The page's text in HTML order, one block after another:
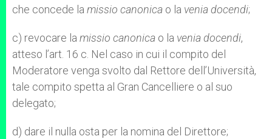
che concede la missio canonica o la venia docendi;
c) revocare la missio canonica o la venia docendi,
atteso l’art. 16 c. Nel caso in cui il compito del
Moderatore venga svolto dal Rettore dell’Università,
tale compito spetta al Gran Cancelliere o al suo
delegato;
d) dare il nulla osta per la nomina del Direttore;